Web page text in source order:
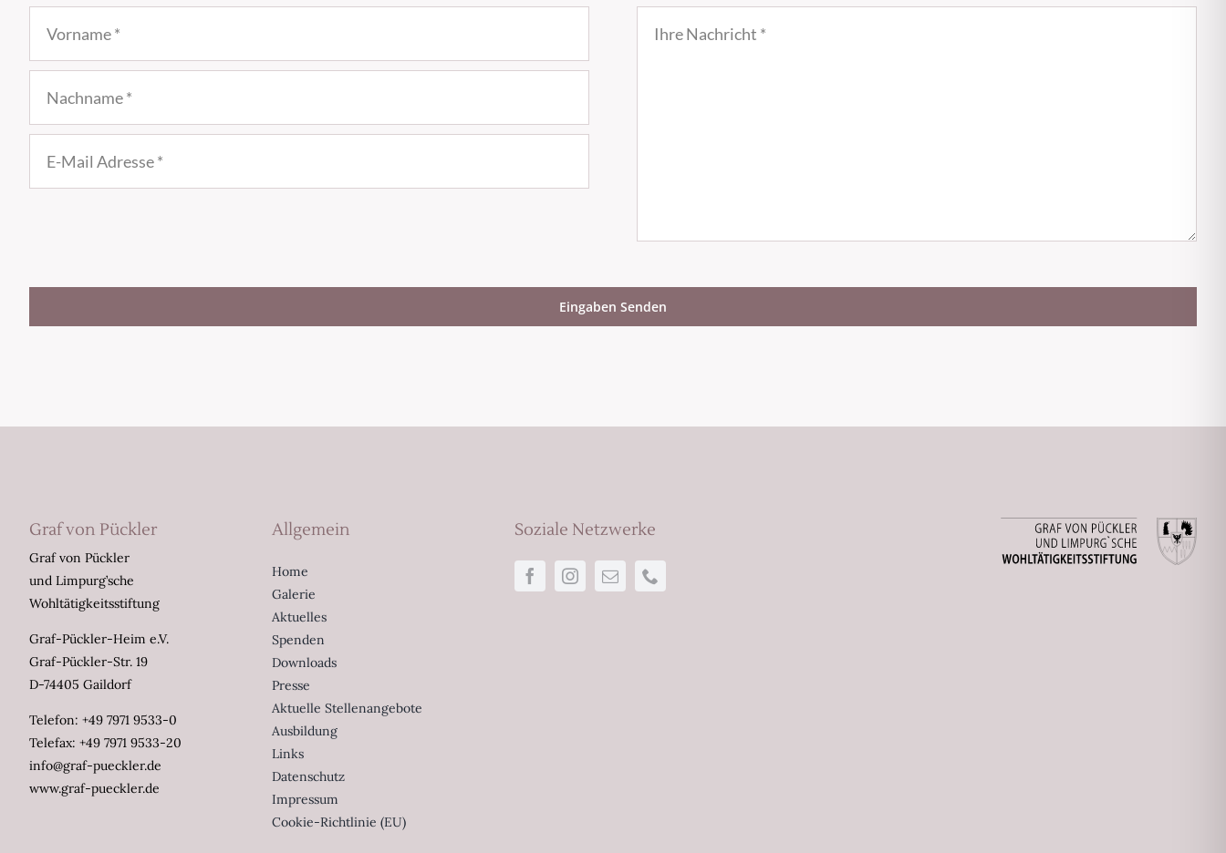
Eingaben Senden
Graf von Pückler
Graf von Pückler
und Limpurg’sche
Wohltätigkeitsstiftung
Graf-Pückler-Heim e.V.
Graf-Pückler-Str. 19
D-74405 Gaildorf
Telefon: +49 7971 9533-0
Telefax: +49 7971 9533-20
info@graf-pueckler.de
www.graf-pueckler.de
Allgemein
Home
Galerie
Aktuelles
Spenden
Downloads
Presse
Aktuelle Stellenangebote
Ausbildung
Links
Datenschutz
Impressum
Cookie-Richtlinie (EU)
Soziale Netzwerke